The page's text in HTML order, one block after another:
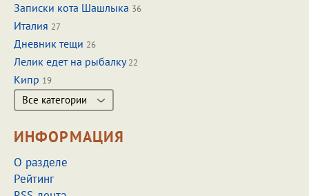
Записки кота Шашлыка 36
Италия 27
Дневник тещи 26
Лелик едет на рыбалку22
Кипр 19
Все категории
ИНФОРМАЦИЯ
О разделе
Рейтинг